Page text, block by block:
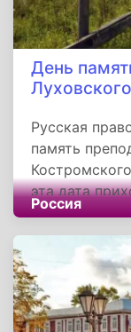
День
Русская
память
эта дата
Тихон
Тимофей,
княжества и
Россия